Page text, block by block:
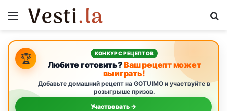
Menu
🏆 КОНКУРС РЕЦЕПТОВ
Любите готовить?Ваш рецепт может
выиграть!
Добавьте домашний рецепт на GOTUIMO и участвуйте в
розыгрыше призов.
Участвовать →